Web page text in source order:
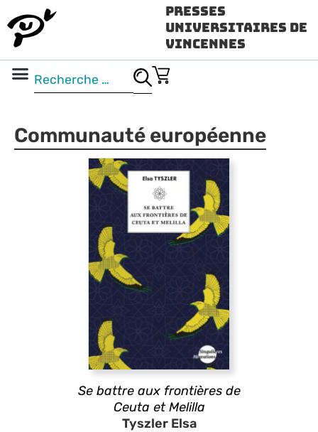
Presses
Universitaires de
Vincennes
Communauté européenne
Se battre aux frontières de
Ceuta et Melilla
Tyszler Elsa